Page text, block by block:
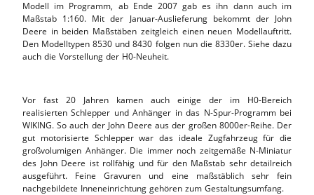
Modell im Programm, ab Ende 2007 gab es ihn dann auch im
Maßstab 1:160. Mit der Januar-Auslieferung bekommt der John
Deere in beiden Maßstäben zeitgleich einen neuen Modellauftritt.
Den Modelltypen 8530 und 8430 folgen nun die 8330er. Siehe dazu
auch die Vorstellung der H0-Neuheit.
Vor fast 20 Jahren kamen auch einige der im H0-Bereich
realisierten Schlepper und Anhänger in das N-Spur-Programm bei
WIKING. So auch der John Deere aus der großen 8000er-Reihe. Der
gut motorisierte Schlepper war das ideale Zugfahrzeug für die
großvolumigen Anhänger. Die immer noch zeitgemäße N-Miniatur
des John Deere ist rollfähig und für den Maßstab sehr detailreich
ausgeführt. Feine Gravuren und eine maßstäblich sehr fein
nachgebildete Inneneinrichtung gehören zum Gestaltungsumfang.